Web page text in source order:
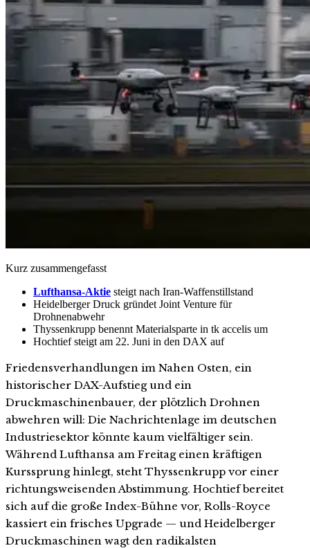
Kurz zusammengefasst
Lufthansa-Aktie steigt nach Iran-Waffenstillstand
Heidelberger Druck gründet Joint Venture für
Drohnenabwehr
Thyssenkrupp benennt Materialsparte in tk accelis um
Hochtief steigt am 22. Juni in den DAX auf
Friedensverhandlungen im Nahen Osten, ein
historischer DAX-Aufstieg und ein
Druckmaschinenbauer, der plötzlich Drohnen
abwehren will: Die Nachrichtenlage im deutschen
Industriesektor könnte kaum vielfältiger sein.
Während Lufthansa am Freitag einen kräftigen
Kurssprung hinlegt, steht Thyssenkrupp vor einer
richtungsweisenden Abstimmung. Hochtief bereitet
sich auf die große Index-Bühne vor, Rolls-Royce
kassiert ein frisches Upgrade — und Heidelberger
Druckmaschinen wagt den radikalsten